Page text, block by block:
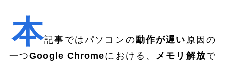
本記事ではパソコンの動作が遅い 原因の
一つGoogle Chromeにおける、 メモリ解放で